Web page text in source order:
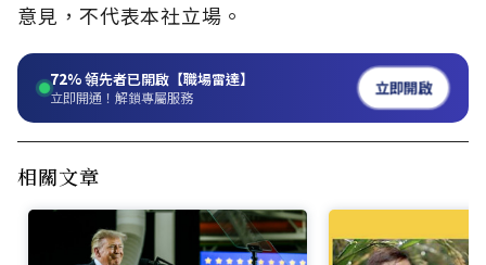
意見，不代表本社立場。
72%領先者已開啟【職場雷達】
立即開通！解鎖專屬服務 立即開啟
相關文章